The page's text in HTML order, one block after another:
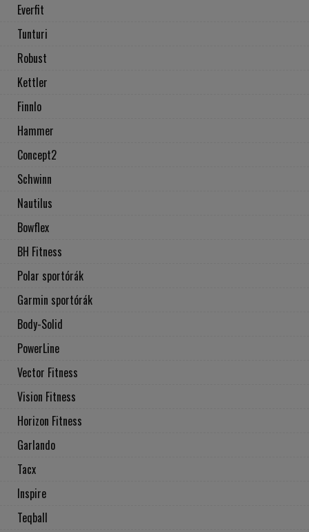
Everfit
Tunturi
Robust
Kettler
Finnlo
Hammer
Concept2
Schwinn
Nautilus
Bowflex
BH Fitness
Polar sportórák
Garmin sportórák
Body-Solid
PowerLine
Vector Fitness
Vision Fitness
Horizon Fitness
Garlando
Tacx
Inspire
Teqball